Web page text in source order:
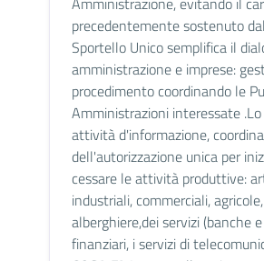
precedentemente sostenuto
Sportello Unico semplifica il
amministrazione e imprese:
procedimento coordinando le
Amministrazioni interessate
attività d'informazione,
dell'autorizzazione unica per
cessare le attività produttive:
industriali, commerciali,
alberghiere,dei servizi (banche
finanziari, i servizi di